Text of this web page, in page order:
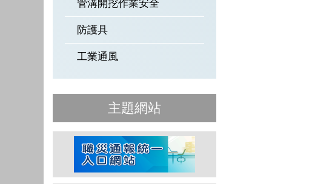
管溝開挖作業安全
防護具
工業通風
主題網站